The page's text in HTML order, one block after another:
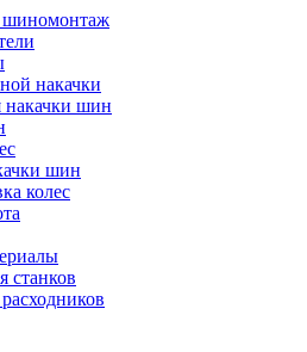
накачки
накачки шин
шин
колес
станков